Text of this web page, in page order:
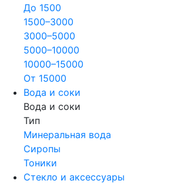
До 1500
1500–3000
3000–5000
5000–10000
10000–15000
От 15000
Вода и соки
Вода и соки
Тип
Минеральная вода
Сиропы
Тоники
Стекло и аксессуары